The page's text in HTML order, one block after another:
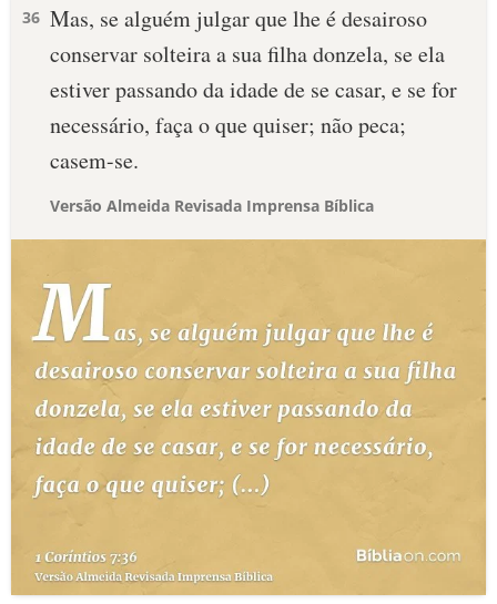
36 Mas, se alguém julgar que lhe é desairoso
conservar solteira a sua filha donzela, se ela
estiver passando da idade de se casar, e se for
necessário, faça o que quiser; não peca;
casem-se.
Versão Almeida Revisada Imprensa Bíblica